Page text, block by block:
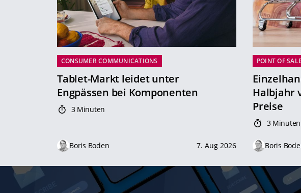
CONSUMER COMMUNICATIONS
Tablet-Markt leidet unter
Engpässen bei Komponenten
3 Minuten
Boris Boden 7. Aug 2026
POINT OF SALE
Halbjahr
Preise
3 Minuten
Boris